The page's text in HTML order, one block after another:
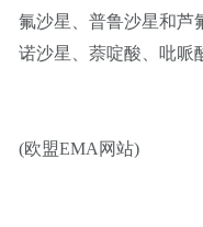
氟沙星、普鲁沙星和芦
诺沙星、萘啶酸、吡哌
(欧盟EMA网站)